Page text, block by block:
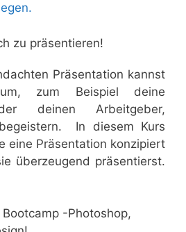
zu präsentieren!
Präsentation kannst
zum Beispiel deine
deinen Arbeitgeber,
In diesem Kurs
eine Präsentation konzipiert
überzeugend präsentierst.
-Photoshop,